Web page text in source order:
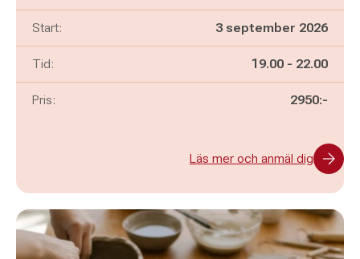
Start: 3 september 2026
Tid: Pågår mellan
19.00 - och
22.00
Pris: 2950:-
Läs mer och anmäl dig